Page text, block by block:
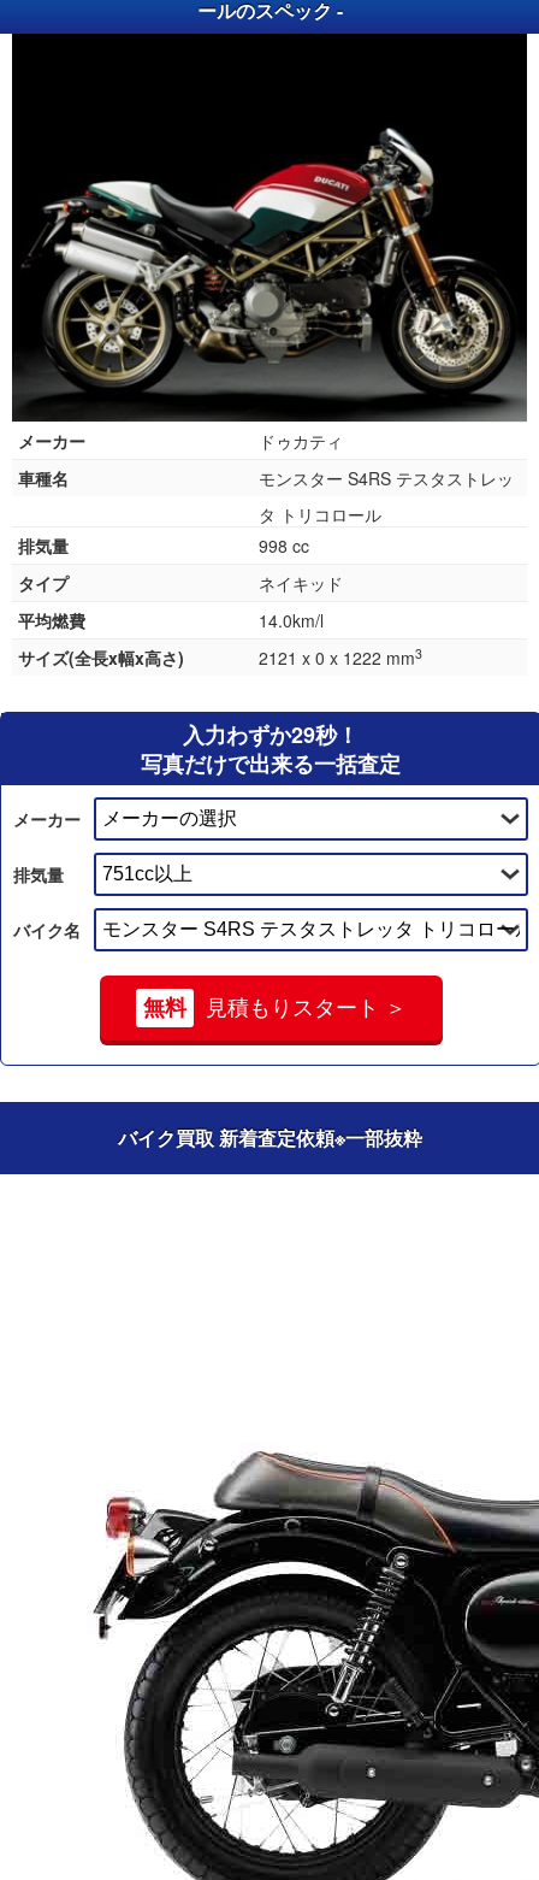
ールのスペック -
メーカー
ドゥカティ
車種名
モンスター S4RS テスタストレッ
タ トリコロール
排気量
998 cc
タイプ
ネイキッド
平均燃費
14.0km/l
サイズ(全長x幅x高さ)
2121 x 0 x 1222 mm3
入力わずか29秒！
写真だけで出来る一括査定
メーカー
排気量
バイク名
無料 見積もりスタート ＞
バイク買取 新着査定依頼※一部抜粋